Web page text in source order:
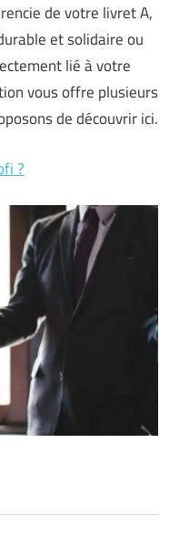
de votre livret A,
et solidaire ou
lié à votre
vous offre plusieurs
de découvrir ici.
?